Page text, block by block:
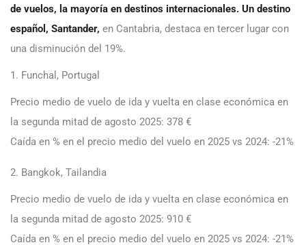
de vuelos, la mayoría en destinos internacionales. Un destino
español, Santander, en Cantabria, destaca en tercer lugar con
una disminución del 19%.
1. Funchal, Portugal
Precio medio de vuelo de ida y vuelta en clase económica en
la segunda mitad de agosto 2025: 378 €
Caída en % en el precio medio del vuelo en 2025 vs 2024: -21%
2. Bangkok, Tailandia
Precio medio de vuelo de ida y vuelta en clase económica en
la segunda mitad de agosto 2025: 910 €
Caída en % en el precio medio del vuelo en 2025 vs 2024: -21%